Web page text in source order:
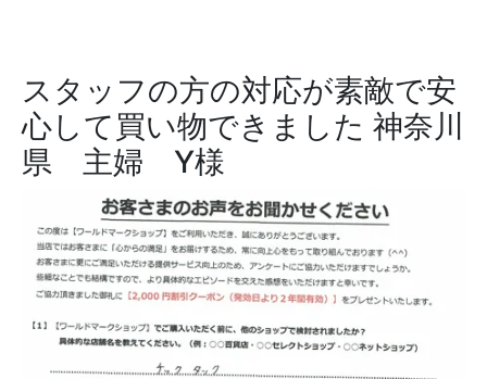
スタッフの方の対応が素敵で安
心して買い物できました 神奈川
県 主婦 Y様